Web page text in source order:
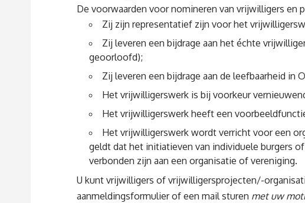
De voorwaarden voor nomineren van vrijwilligers en
Zij zijn representatief zijn voor het
Zij leveren een bijdrage aan het échte
geoorloofd);
Zij leveren een bijdrage aan de leefbaarheid in
Het vrijwilligerswerk is bij voorkeur
Het vrijwilligerswerk heeft een
Het vrijwilligerswerk wordt verricht voor een
geldt dat het initiatieven van individuele burgers
verbonden zijn aan een organisatie of vereniging.
U kunt vrijwilligers of vrijwilligersprojecten/-
aanmeldingsformulier of een mail sturen met uw